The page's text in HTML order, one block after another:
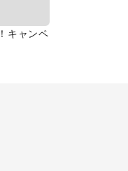
キャンペ